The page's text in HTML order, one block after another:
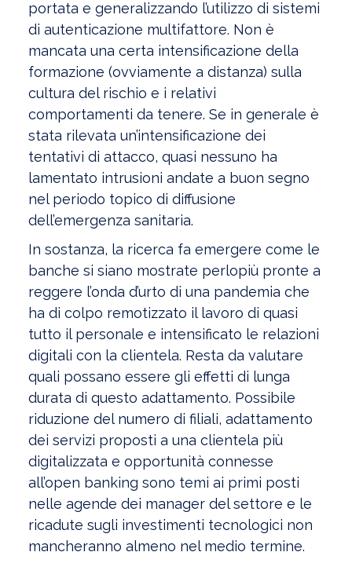
portata e generalizzando l’utilizzo di sistemi
di autenticazione multifattore. Non è
mancata una certa intensificazione della
formazione (ovviamente a distanza) sulla
cultura del rischio e i relativi
comportamenti da tenere. Se in generale è
stata rilevata un’intensificazione dei
tentativi di attacco, quasi nessuno ha
lamentato intrusioni andate a buon segno
nel periodo topico di diffusione
dell’emergenza sanitaria.
In sostanza, la ricerca fa emergere come le
banche si siano mostrate perlopiù pronte a
reggere l’onda d’urto di una pandemia che
ha di colpo remotizzato il lavoro di quasi
tutto il personale e intensificato le relazioni
digitali con la clientela. Resta da valutare
quali possano essere gli effetti di lunga
durata di questo adattamento. Possibile
riduzione del numero di filiali, adattamento
dei servizi proposti a una clientela più
digitalizzata e opportunità connesse
all’open banking sono temi ai primi posti
nelle agende dei manager del settore e le
ricadute sugli investimenti tecnologici non
mancheranno almeno nel medio termine.